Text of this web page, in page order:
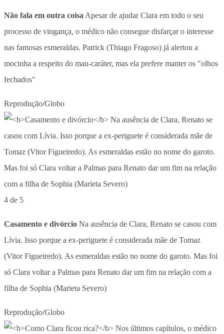
Não fala em outra coisa Apesar de ajudar Clara em todo o seu
processo de vingança, o médico não consegue disfarçar o interesse
nas famosas esmeraldas. Patrick (Thiago Fragoso) já alertou a
mocinha a respeito do mau-caráter, mas ela prefere manter os "olhos
fechados"
Reprodução/Globo
4 de 5
Casamento e divórcio Na ausência de Clara, Renato se casou com
Lívia. Isso porque a ex-periguete é considerada mãe de Tomaz
(Vitor Figueiredo). As esmeraldas estão no nome do garoto. Mas foi
só Clara voltar a Palmas para Renato dar um fim na relação com a
filha de Sophia (Marieta Severo)
Reprodução/Globo